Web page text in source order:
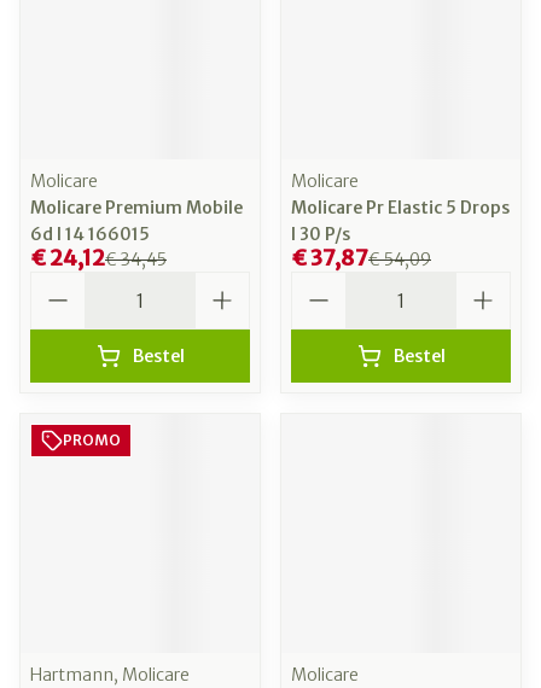
Molicare
Molicare Premium Mobile
6d l 14 166015
€ 34,45
€ 24,12
Bestel
Molicare
Molicare Pr Elastic 5 Drops
l 30 P/s
€ 54,09
€ 37,87
Bestel
PROMO
Hartmann, Molicare
Molicare